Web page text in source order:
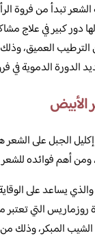
تبدأ من فروة
دور كبير في علاج
العميق،
الدورة الدموية في
الأبيض
الجبل على
أهم فوائده للشعر
يساعد على
روزماريس التي
المبكر، وذلك من